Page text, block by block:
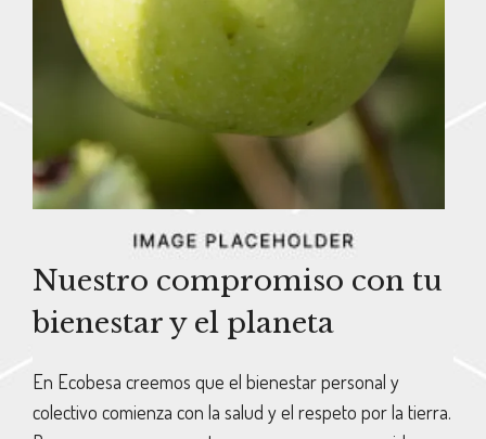
Nuestro compromiso con tu
bienestar y el planeta
En Ecobesa creemos que el bienestar personal y
colectivo comienza con la salud y el respeto por la tierra.